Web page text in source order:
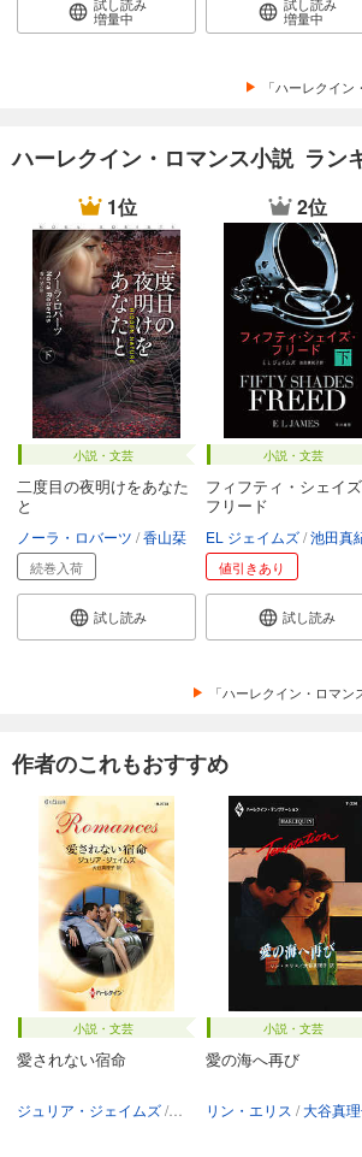
増量中 増量中
「ハーレクイ
ハーレクイン・ロマンス小説 ラン
1位
小説・文芸
二度目の夜明けをあなた
と
ノーラ・ロバーツ 香山栞
続巻入荷
試し読み
2位
小説・文芸
フィフティ・シェイズ
フリード
EL ジェイムズ 池田真
値引きあり
試し読み
「ハーレクイン・ロマ
作者のこれもおすすめ
小説・文芸
愛されない宿命
ジュリア・ジェイムズ 大谷真理子
小説・文芸
愛の海へ再び
リン・エリス 大谷真